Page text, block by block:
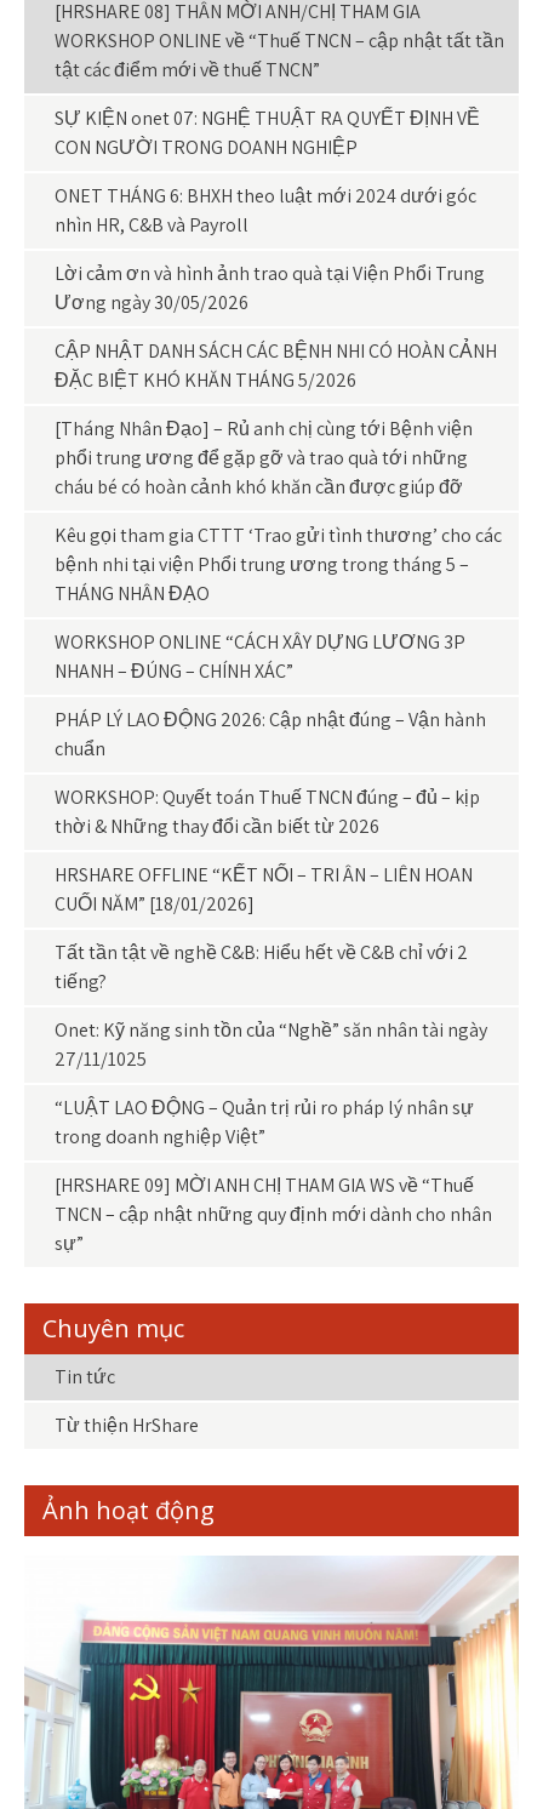
[HRSHARE 08] THÂN MỜI ANH/CHỊ THAM GIA
WORKSHOP ONLINE về “Thuế TNCN – cập nhật tất tần
tật các điểm mới về thuế TNCN”
SỰ KIỆN onet 07: NGHỆ THUẬT RA QUYẾT ĐỊNH VỀ
CON NGƯỜI TRONG DOANH NGHIỆP
ONET THÁNG 6: BHXH theo luật mới 2024 dưới góc
nhìn HR, C&B và Payroll
Lời cảm ơn và hình ảnh trao quà tại Viện Phổi Trung
Ương ngày 30/05/2026
CẬP NHẬT DANH SÁCH CÁC BỆNH NHI CÓ HOÀN CẢNH
ĐẶC BIỆT KHÓ KHĂN THÁNG 5/2026
[Tháng Nhân Đạo] – Rủ anh chị cùng tới Bệnh viện
phổi trung ương để gặp gỡ và trao quà tới những
cháu bé có hoàn cảnh khó khăn cần được giúp đỡ
Kêu gọi tham gia CTTT ‘Trao gửi tình thương’ cho các
bệnh nhi tại viện Phổi trung ương trong tháng 5 –
THÁNG NHÂN ĐẠO
WORKSHOP ONLINE “CÁCH XÂY DỰNG LƯƠNG 3P
NHANH – ĐÚNG – CHÍNH XÁC”
PHÁP LÝ LAO ĐỘNG 2026: Cập nhật đúng – Vận hành
chuẩn
WORKSHOP: Quyết toán Thuế TNCN đúng – đủ – kịp
thời & Những thay đổi cần biết từ 2026
HRSHARE OFFLINE “KẾT NỐI – TRI ÂN – LIÊN HOAN
CUỐI NĂM” [18/01/2026]
Tất tần tật về nghề C&B: Hiểu hết về C&B chỉ với 2
tiếng?
Onet: Kỹ năng sinh tồn của “Nghề” săn nhân tài ngày
27/11/1025
“LUẬT LAO ĐỘNG – Quản trị rủi ro pháp lý nhân sự
trong doanh nghiệp Việt”
[HRSHARE 09] MỜI ANH CHỊ THAM GIA WS về “Thuế
TNCN – cập nhật những quy định mới dành cho nhân
sự”
Chuyên mục
Tin tức
Từ thiện HrShare
Ảnh hoạt động